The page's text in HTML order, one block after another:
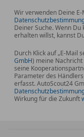
-- Lukrative
-- Zustellung bis
-- Eintausch ihres
Bei weiteren
Tel.: +43660/
Besichtigungen
Wir verwenden Deine
Deiner Suche. Wenn
erhalten willst, kannst
Durch Klick auf „E-Mail
GmbH) meine
seine
Parameter des
erfasst. AutoScout24
Wirkung für die Zukunft